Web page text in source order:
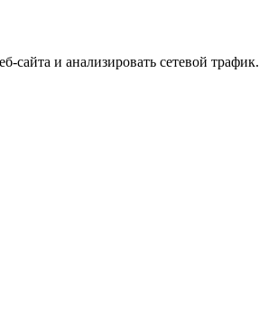
и анализировать сетевой трафик.